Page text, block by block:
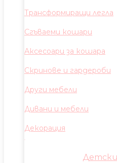
Трансформиращи легла
Сгъваеми кошари
Аксесоари за кошара
Скринове и гардероби
Други мебели
Дивани и мебели
Декорация